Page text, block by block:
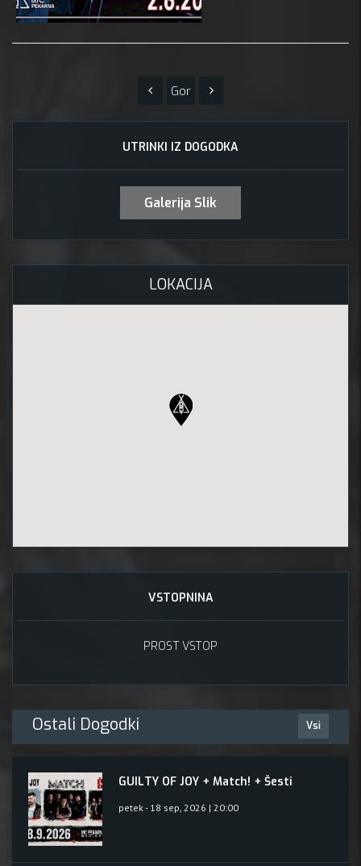
Gor
UTRINKI IZ DOGODKA
Galerija Slik
LOKACIJA
VSTOPNINA
PROST VSTOP
Ostali Dogodki Vsi
GUILTY OF JOY + Match! + Šesti
petek - 18 sep, 2026 | 20:00